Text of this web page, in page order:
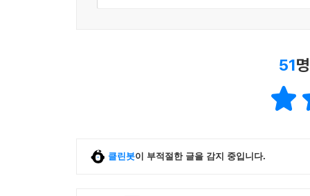
51
클린봇이 부적절한 글을 감지 중입니다.